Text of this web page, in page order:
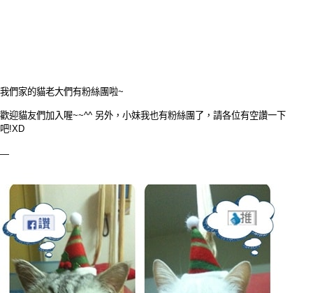
我們家的貓老大們有粉絲團啦~
歡迎貓友們加入喔~~^^ 另外，小妹我也有粉絲團了，請各位有空讚一下
吧!XD
—